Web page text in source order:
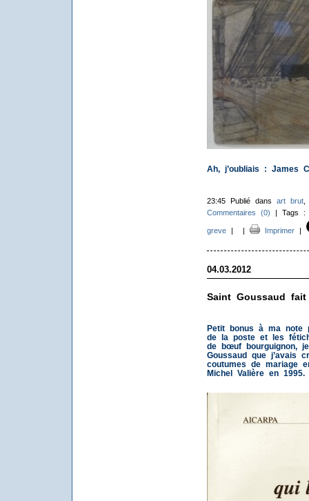
Ah, j’oubliais : James
23:45 Publié dans art brut
Commentaires (0) | Tags
greve| | Imprimer|
04.03.2012
Saint Goussaud
Petit bonus à ma note
de la poste et les
de bœuf bourguignon,
Goussaud que j’avais
coutumes de mariage
Michel Valière en 1995.